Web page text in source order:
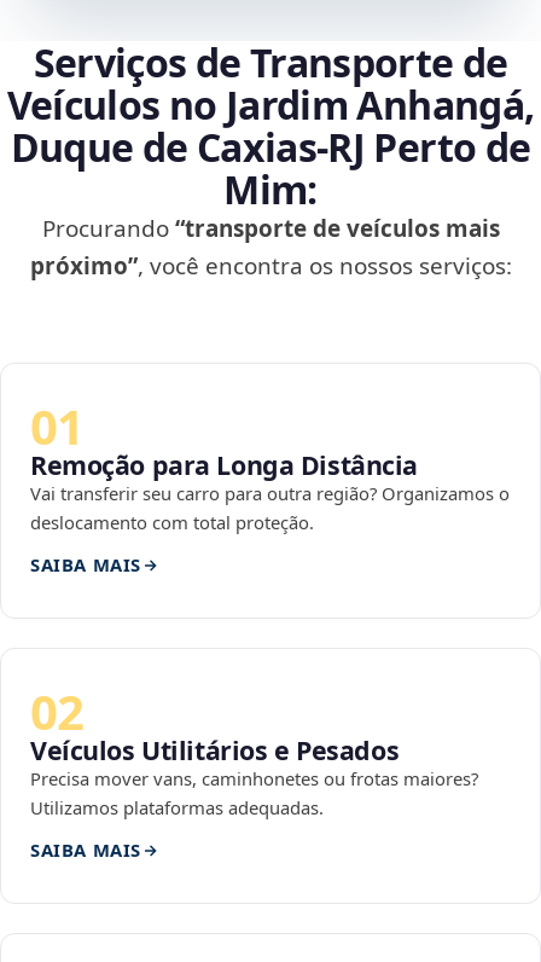
Serviços de Transporte de
Veículos no Jardim Anhangá,
Duque de Caxias‑RJ Perto de
Mim:
Procurando“transporte de veículos mais
próximo”, você encontra os nossos serviços:
01
Remoção para Longa Distância
Vai transferir seu carro para outra região? Organizamos o
deslocamento com total proteção.
SAIBA MAIS
02
Veículos Utilitários e Pesados
Precisa mover vans, caminhonetes ou frotas maiores?
Utilizamos plataformas adequadas.
SAIBA MAIS